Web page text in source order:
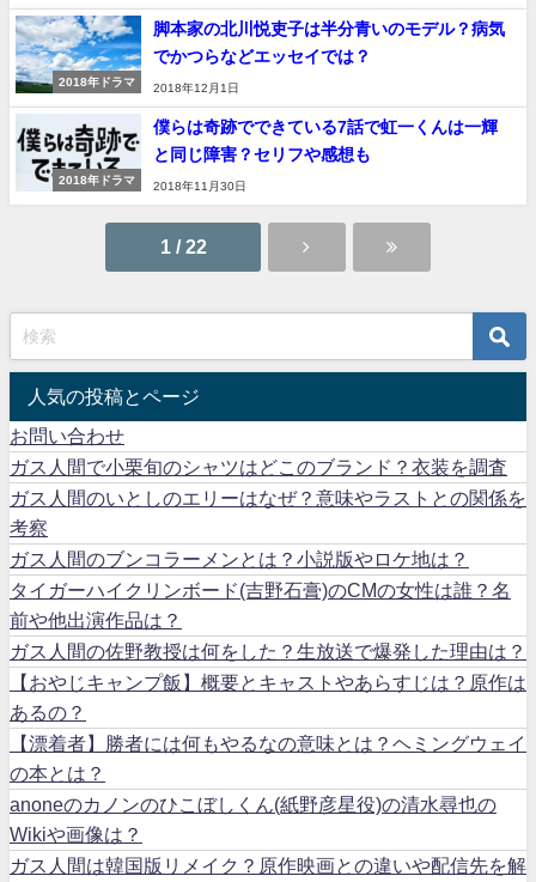
2018年ドラマ
脚本家の北川悦吏子は半分青いのモデル？病気
でかつらなどエッセイでは？
2018年12月1日
2018年ドラマ
僕らは奇跡でできている7話で虹一くんは一輝
と同じ障害？セリフや感想も
2018年11月30日
1 / 22
人気の投稿とページ
お問い合わせ
ガス人間で小栗旬のシャツはどこのブランド？衣装を調査
ガス人間のいとしのエリーはなぜ？意味やラストとの関係を
考察
ガス人間のブンコラーメンとは？小説版やロケ地は？
タイガーハイクリンボード(吉野石膏)のCMの女性は誰？名
前や他出演作品は？
ガス人間の佐野教授は何をした？生放送で爆発した理由は？
【おやじキャンプ飯】概要とキャストやあらすじは？原作は
あるの？
【漂着者】勝者には何もやるなの意味とは？ヘミングウェイ
の本とは？
anoneのカノンのひこぼしくん(紙野彦星役)の清水尋也の
Wikiや画像は？
ガス人間は韓国版リメイク？原作映画との違いや配信先を解